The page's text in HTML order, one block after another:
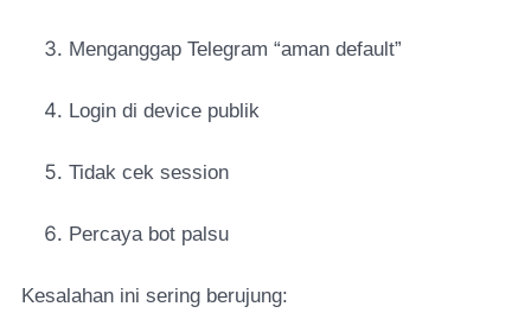
Menganggap Telegram “aman default”
Login di device publik
Tidak cek session
Percaya bot palsu
Kesalahan ini sering berujung: